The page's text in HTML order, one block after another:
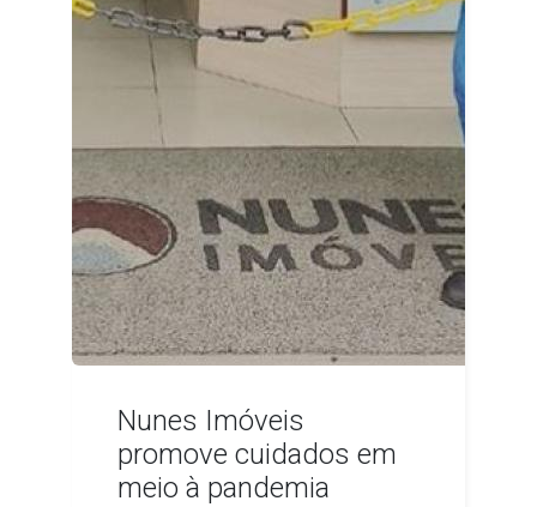
Nunes Imóveis
promove cuidados em
meio à pandemia